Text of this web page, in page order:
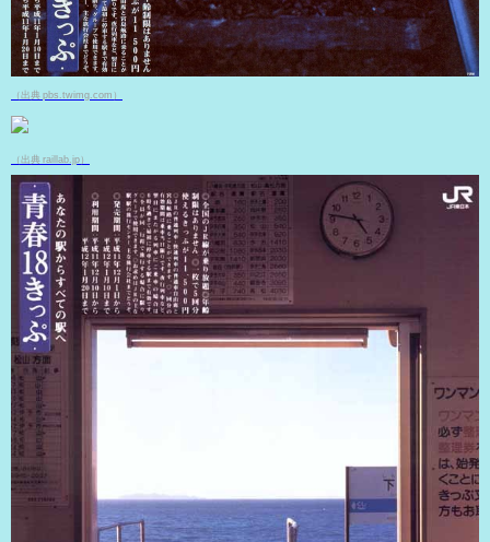
（出典 pbs.twimg.com）
（出典 raillab.jp）